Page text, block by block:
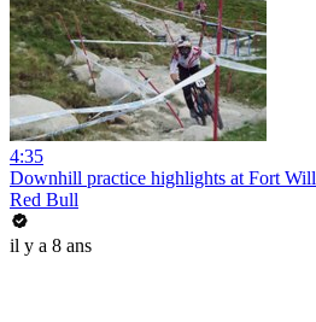
4:35
Downhill practice highlights at Fort
Red Bull
il y a 8 ans